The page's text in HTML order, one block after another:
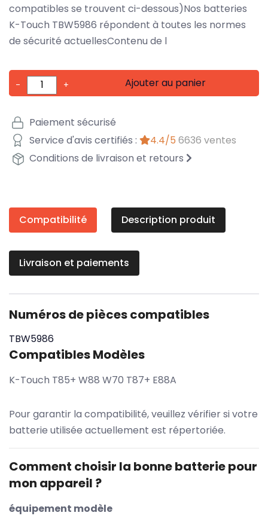
compatibles se trouvent ci-dessous)Nos batteries
K-Touch TBW5986 répondent à toutes les normes
de sécurité actuellesContenu de l
- + Ajouter au panier
Paiement sécurisé
Service d'avis certifiés :
4.4/5 6636 ventes
Conditions de livraison et retours
Compatibilité Description produit
Livraison et paiements
Numéros de pièces compatibles
TBW5986
Compatibles Modèles
K-Touch T85+ W88 W70 T87+ E88A
Pour garantir la compatibilité, veuillez vérifier si votre
batterie utilisée actuellement est répertoriée.
Comment choisir la bonne batterie pour
mon appareil ?
équipement modèle